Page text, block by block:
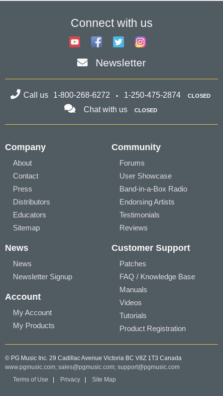
Connect with us
Newsletter
Call us 1-800-268-6272 1-250-475-2874 CLOSED
Chat with us CLOSED
Company
About
Contact
Press
Distributors
Educators
Sitemap
Community
Forums
User Showcase
Band-in-a-Box Radio
Endorsing Artists
Testimonials
Reviews
News
News
Newsletter Signup
Account
My Account
My Products
Customer Support
Patches
FAQ / Knowledge Base
Manuals
Videos
Tutorials
Product Registration
© PG Music Inc. 29 Cadillac Avenue Victoria BC V8Z 1T3 Canada
www.pgmusic.com; sales@pgmusic.com; support@pgmusic.com
Terms of Use
Privacy Site Map